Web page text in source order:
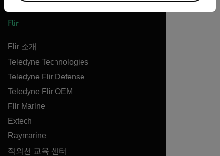
Flir
Flir 소개
Teledyne Technologies
Teledyne Flir Defense
Teledyne Flir OEM
Flir Marine
Extech
Raymarine
적외선 교육 센터